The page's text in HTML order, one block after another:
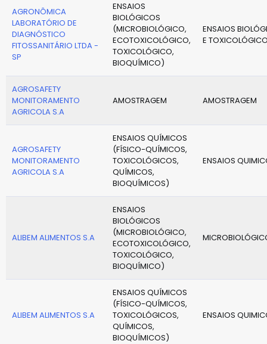
AGRONÔMICA
LABORATÓRIO DE
DIAGNÓSTICO
FITOSSANITÁRIO LTDA -
SP
ENSAIOS
BIOLÓGICOS
(MICROBIOLÓGICO,
ECOTOXICOLÓGICO,
TOXICOLÓGICO,
BIOQUÍMICO)
ENSAIOS
E
AGROSAFETY
MONITORAMENTO
AGRICOLA S.A
AMOSTRAGEM AMOSTRAGEM
AGROSAFETY
MONITORAMENTO
AGRICOLA S.A
ENSAIOS QUÍMICOS
(FÍSICO-QUÍMICOS,
TOXICOLÓGICOS,
QUÍMICOS,
BIOQUÍMICOS)
ENSAIOS
ALIBEM ALIMENTOS S.A
ENSAIOS
BIOLÓGICOS
(MICROBIOLÓGICO,
ECOTOXICOLÓGICO,
TOXICOLÓGICO,
BIOQUÍMICO)
ALIBEM ALIMENTOS S.A
ENSAIOS QUÍMICOS
(FÍSICO-QUÍMICOS,
TOXICOLÓGICOS,
QUÍMICOS,
BIOQUÍMICOS)
ENSAIOS